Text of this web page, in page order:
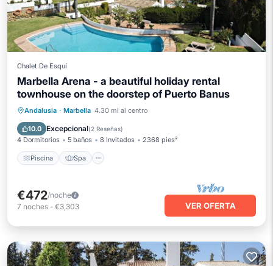
Chalet De Esquí
Marbella Arena - a beautiful holiday rental
townhouse on the doorstep of Puerto Banus
Andalusia · Marbella 4.30 mi al centro
10.0 Excepcional(2 Reseñas)
4 Dormitorios 5 baños 8 Invitados 2368 pies²
Piscina Spa
Piscina Spa
Balcón/Terraza
Cocina
€472/noche
7 noches - €3,303 VER OFERTA